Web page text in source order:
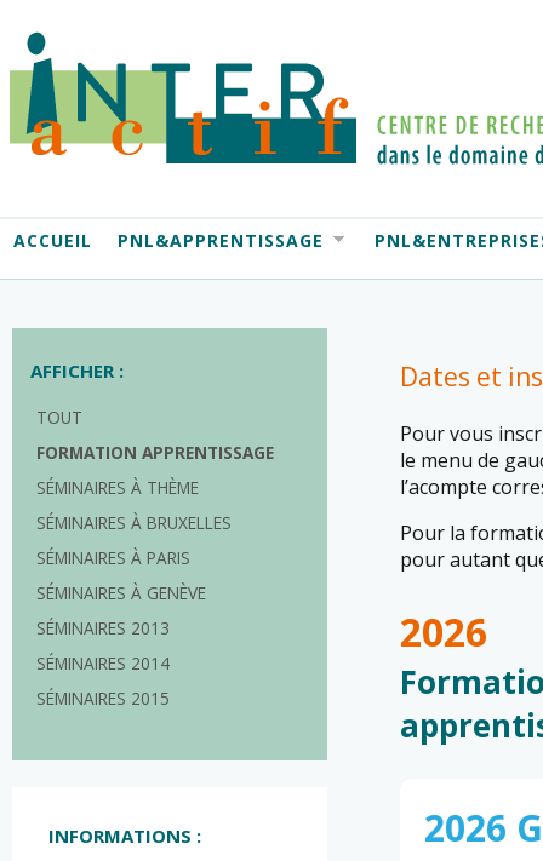
ACCUEIL PNL&APPRENTISSAGE
AFFICHER :
TOUT
FORMATION APPRENTISSAGE
SÉMINAIRES À THÈME
SÉMINAIRES À BRUXELLES
SÉMINAIRES À PARIS
SÉMINAIRES À GENÈVE
SÉMINAIRES 2013
SÉMINAIRES 2014
SÉMINAIRES 2015
INFORMATIONS :
Dates et
Pour vous
le menu de
l’acompte
Pour la
pour autant
2026
2026